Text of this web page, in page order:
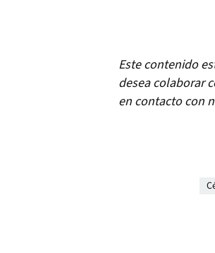
Este contenido
desea colaborar
en contacto con